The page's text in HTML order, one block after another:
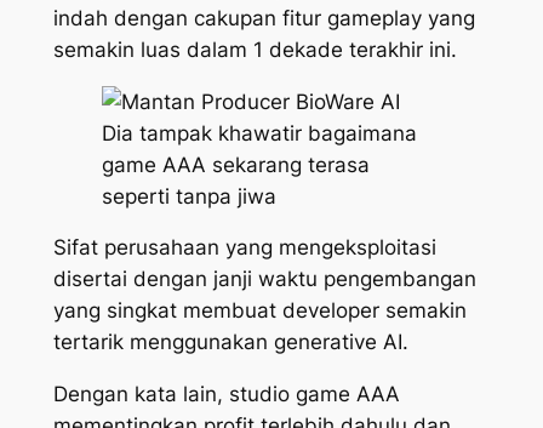
indah dengan cakupan fitur gameplayyang
semakin luas dalam 1 dekade terakhir ini.
Dia tampak khawatir bagaimana
game AAA sekarang terasa
seperti tanpa jiwa
Sifat perusahaan yang mengeksploitasi
disertai dengan janji waktu pengembangan
yang singkat membuat developer semakin
tertarik menggunakan generative AI.
Dengan kata lain, studio game AAA